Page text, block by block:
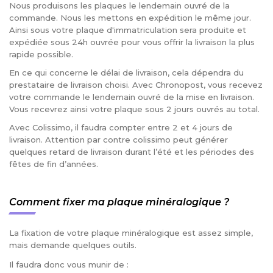
Nous produisons les plaques le lendemain ouvré de la
commande. Nous les mettons en expédition le même jour.
Ainsi sous votre plaque d'immatriculation sera produite et
expédiée sous 24h ouvrée pour vous offrir la livraison la plus
rapide possible.
En ce qui concerne le délai de livraison, cela dépendra du
prestataire de livraison choisi. Avec Chronopost, vous recevez
votre commande le lendemain ouvré de la mise en livraison.
Vous recevrez ainsi votre plaque sous 2 jours ouvrés au total.
Avec Colissimo, il faudra compter entre 2 et 4 jours de
livraison. Attention par contre colissimo peut générer
quelques retard de livraison durant l’été et les périodes des
fêtes de fin d’années.
Comment fixer ma plaque minéralogique ?
La fixation de votre plaque minéralogique est assez simple,
mais demande quelques outils.
Il faudra donc vous munir de :